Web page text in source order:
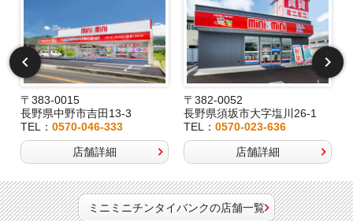
〒383-0015
長野県中野市吉田13-3
TEL： 0570-046-333
店舗詳細
〒382-0052
長野県須坂市大字塩川26-1
TEL：0570-023-636
店舗詳細
ミニミニチンタイバンクの店舗一覧